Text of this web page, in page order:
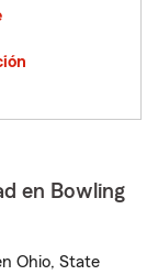
en Bowling
Ohio, State